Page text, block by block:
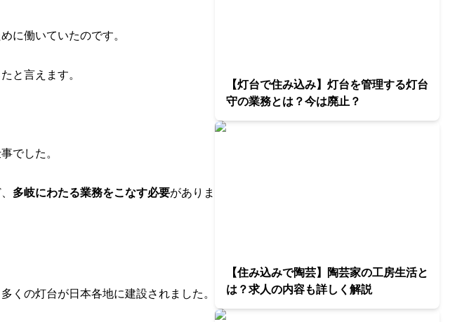
に働いていたのです。
と言えます。
でした。
多岐にわたる業務をこなす必要がありま
くの灯台が日本各地に建設されました。
【灯台で住み込み】灯台を管理する灯台
守の業務とは？今は廃止？
【住み込みで陶芸】陶芸家の工房生活と
は？求人の内容も詳しく解説